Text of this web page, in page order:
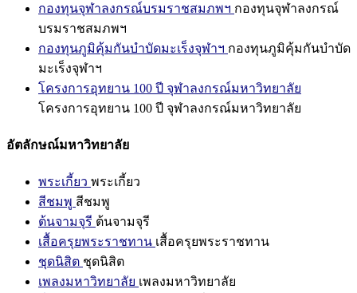
กองทุนจุฬาลงกรณ์บรมราชสมภพฯ กองทุนจุฬาลงกรณ์
บรมราชสมภพฯ
กองทุนภูมิคุ้มกันบำบัดมะเร็งจุฬาฯ กองทุนภูมิคุ้มกันบำบัด
มะเร็งจุฬาฯ
โครงการอุทยาน 100 ปี จุฬาลงกรณ์มหาวิทยาลัย
โครงการอุทยาน 100 ปี จุฬาลงกรณ์มหาวิทยาลัย
อัตลักษณ์มหาวิทยาลัย
พระเกี้ยว พระเกี้ยว
สีชมพู สีชมพู
ต้นจามจุรี ต้นจามจุรี
เสื้อครุยพระราชทาน เสื้อครุยพระราชทาน
ชุดนิสิต ชุดนิสิต
เพลงมหาวิทยาลัย เพลงมหาวิทยาลัย